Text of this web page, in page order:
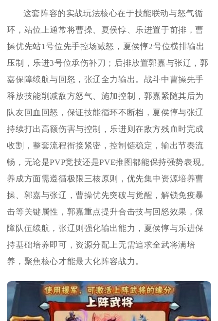
这套阵容的实战玩法核心在于技能联动与怒气循
环，站位上通常将曹操、夏侯惇、乐进置于前排，曹
操优先站1号位先手控场减怒，夏侯惇2号位横排输出
压制，乐进3号位承伤补刀；后排放置郭嘉与张辽，郭
嘉保障续航与回怒，张辽全力输出。战斗中曹操先手
释放技能削减敌方怒气、施加控制，郭嘉紧随其后为
队友回血回怒，保证技能循环不断档，夏侯惇与张辽
持续打出高额伤害与控制，乐进则在敌方残血时完成
收割，整套流程衔接紧密，控制链稳定，输出节奏流
畅，无论是PVP竞技还是PVE推图都能保持强势表现。
养成方面需遵循极限三核原则，优先集中资源培养曹
操、郭嘉与张辽，曹操优先突破与觉醒，解锁免疫暴
击等关键属性，郭嘉重点提升合击技与回怒效果，保
障队伍续航，张辽则强化输出能力，夏侯惇与乐进保
持基础培养即可，资源分配上无需追求全武将满培
养，聚焦核心才能最大化阵容战力。